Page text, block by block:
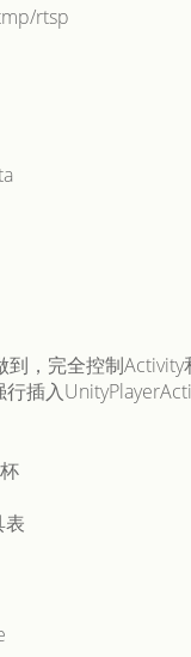
rtsp
到，完全控制
插入
表